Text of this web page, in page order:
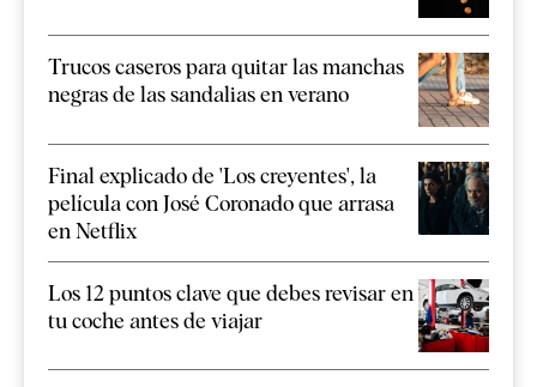
Trucos caseros para quitar las manchas
negras de las sandalias en verano
Final explicado de 'Los creyentes', la
película con José Coronado que arrasa
en Netflix
Los 12 puntos clave que debes revisar en
tu coche antes de viajar